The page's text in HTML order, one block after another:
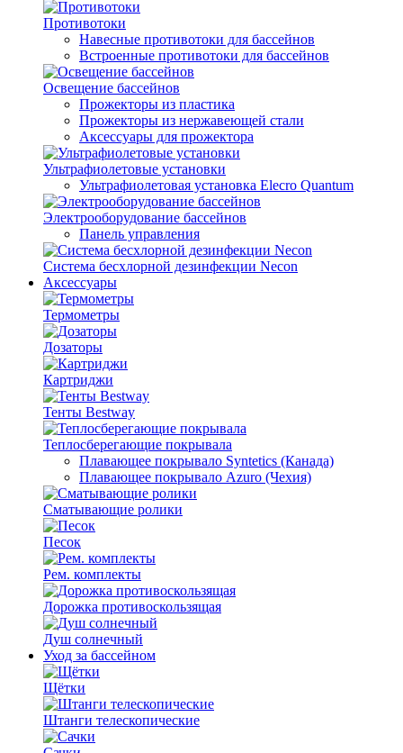
Противотоки
Навесные противотоки для бассейнов
Встроенные противотоки для бассейнов
Освещение бассейнов
Прожекторы из пластика
Прожекторы из нержавеющей стали
Аксессуары для прожектора
Ультрафиолетовые установки
Ультрафиолетовая установка Elecro Quantum
Электрооборудование бассейнов
Панель управления
Система бесхлорной дезинфекции Necon
Аксессуары
Термометры
Дозаторы
Картриджи
Тенты Bestway
Теплосберегающие покрывала
Плавающее покрывало Syntetics (Канада)
Плавающее покрывало Azuro (Чехия)
Сматывающие ролики
Песок
Рем. комплекты
Дорожка противоскользящая
Душ солнечный
Уход за бассейном
Щётки
Штанги телескопические